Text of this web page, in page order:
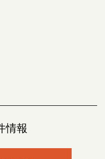
情報